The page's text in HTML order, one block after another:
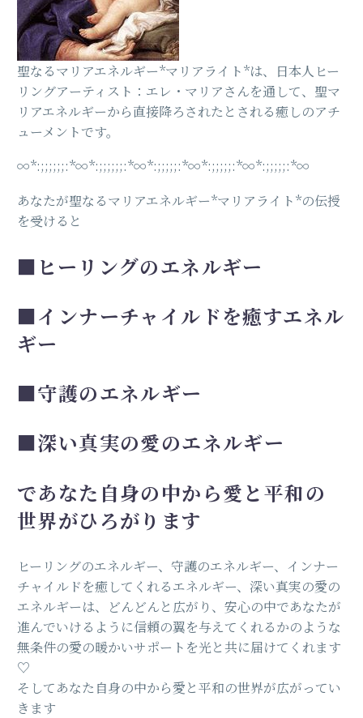
聖なるマリアエネルギー*マリアライト*は、日本人ヒー
リングアーティスト：エレ・マリアさんを通して、聖マ
リアエネルギーから直接降ろされたとされる癒しのアチ
ューメントです。
∞︎*:;;;;;;:*∞︎*:;;;;;;:*∞︎*:;;;;;:*∞︎*:;;;;;:*∞︎*:;;;;;:*∞︎
あなたが聖なるマリアエネルギー*マリアライト*の伝授
を受けると
■ヒーリングのエネルギー
■インナーチャイルドを癒すエネル
ギー
■守護のエネルギー
■深い真実の愛のエネルギー
であなた自身の中から愛と平和の
世界がひろがります
ヒーリングのエネルギー、守護のエネルギー、インナー
チャイルドを癒してくれるエネルギー、深い真実の愛の
エネルギーは、どんどんと広がり、安心の中であなたが
進んでいけるように信頼の翼を与えてくれるかのような
無条件の愛の暖かいサポートを光と共に届けてくれます
♡
そしてあなた自身の中から愛と平和の世界が広がってい
きます